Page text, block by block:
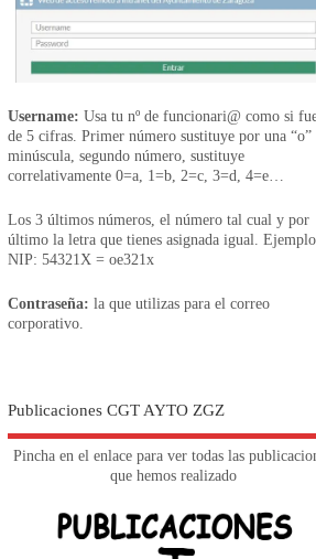
Username: Usa tu nº de funcionari@ como si
de 5 cifras. Primer número sustituye por una “o”
minúscula, segundo número, sustituye
correlativamente 0=a, 1=b, 2=c, 3=d, 4=e…
Los 3 últimos números, el número tal cual y por
último la letra que tienes asignada igual.
NIP: 54321X = oe321x
Contraseña: la que utilizas para el correo
corporativo.
Publicaciones CGT AYTO ZGZ
Pincha en el enlace para ver todas las
que hemos realizado